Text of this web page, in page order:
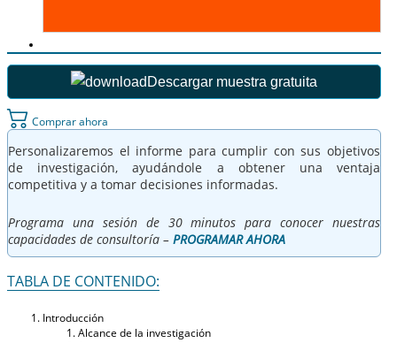
Descargar muestra gratuita
Comprar ahora
Personalizaremos el informe para cumplir con sus objetivos
de investigación, ayudándole a obtener una ventaja
competitiva y a tomar decisiones informadas.
Programa una sesión de 30 minutos para conocer nuestras
capacidades de consultoría – PROGRAMAR AHORA
TABLA DE CONTENIDO:
Introducción
Alcance de la investigación